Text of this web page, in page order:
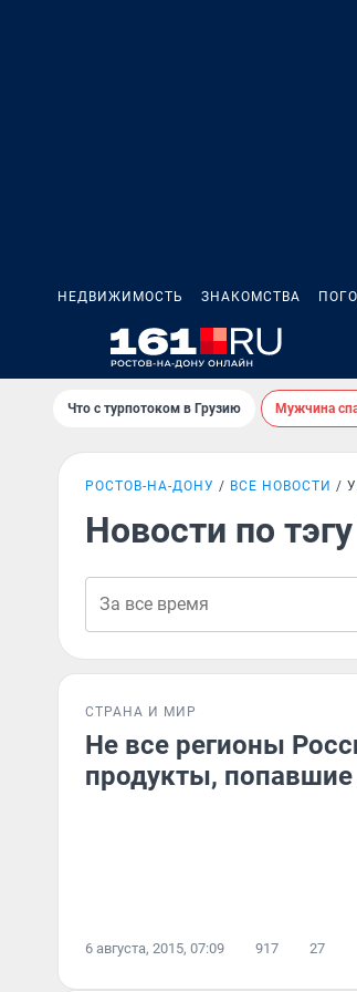
НЕДВИЖИМОСТЬ ЗНАКОМСТВА
Что с турпотоком в Грузию Мужчина
РОСТОВ-НА-ДОНУ ВСЕ НОВОСТИ
Новости по
СТРАНА И МИР
Не все регионы
продукты,
6 августа, 2015, 07:09 917 27